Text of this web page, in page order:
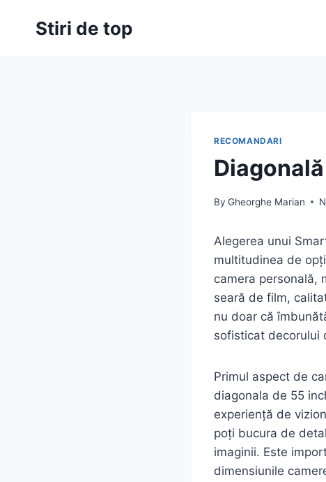
Stiri de top
RECOMANDARI
By Gheorghe Marian
Alegerea unui
multitudinea de
camera personală,
seară de film,
nu doar că
sofisticat decorului
Primul aspect de
diagonala de 55
experiență de
poți bucura de
imaginii. Este
dimensiunile